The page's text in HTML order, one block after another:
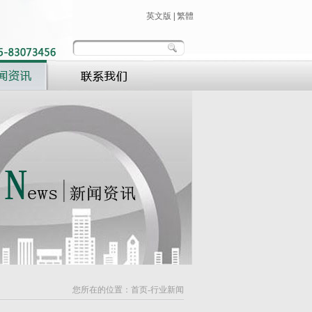
英文版 繁體
您所在的位置： 首页-行业新闻